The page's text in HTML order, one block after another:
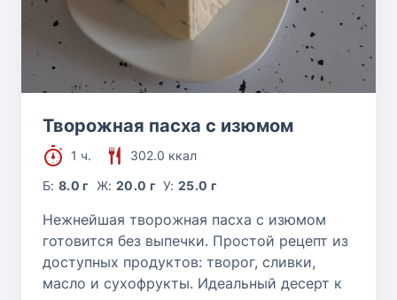
Творожная пасха с изюмом
1 ч.
302.0 ккал
Б:8.0 г Ж: 20.0 г У:25.0 г
Нежнейшая творожная пасха с изюмом
готовится без выпечки. Простой рецепт из
доступных продуктов: творог, сливки,
масло и сухофрукты. Идеальный десерт к